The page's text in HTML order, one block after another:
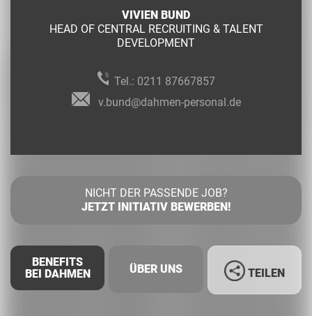
VIVIEN BUND
HEAD OF CENTRAL RECRUITING & TALENT
DEVELOPMENT
Tel.: 0211 87667857
v.bund@dahmen-personal.de
NICHT DER PASSENDE JOB?
JETZT INITIATIV BEWERBEN!
BENEFITS
BEI DAHMEN
ÜBER UNS TEILEN